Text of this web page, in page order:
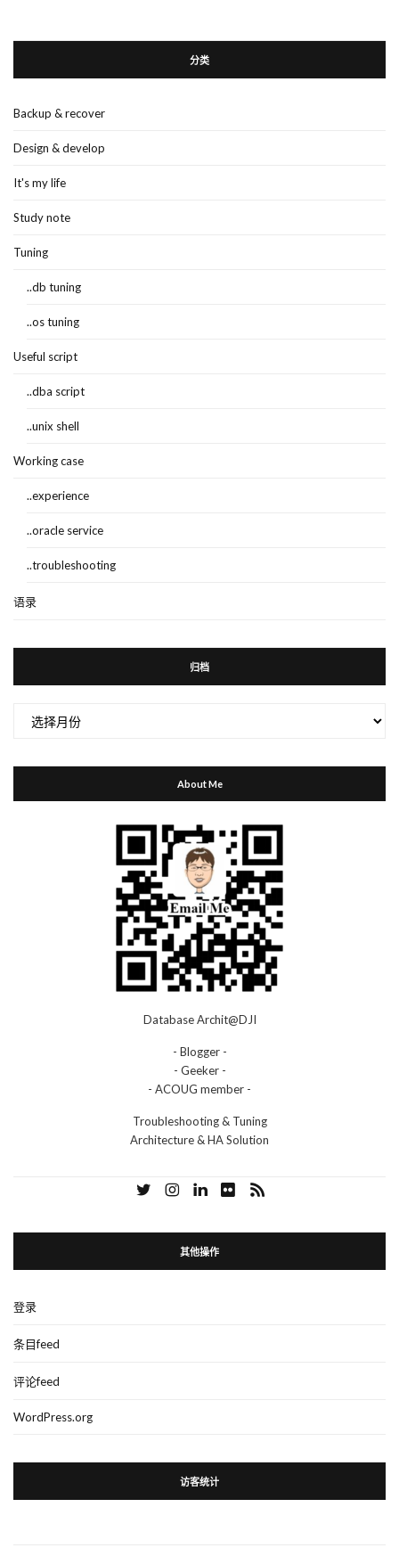
分类
Backup & recover
Design & develop
It's my life
Study note
Tuning
..db tuning
..os tuning
Useful script
..dba script
..unix shell
Working case
..experience
..oracle service
..troubleshooting
语录
归档
About Me
Database Archit@DJI
- Blogger -
- Geeker -
- ACOUG member -
Troubleshooting & Tuning
Architecture & HA Solution
其他操作
登录
条目feed
评论feed
WordPress.org
访客统计